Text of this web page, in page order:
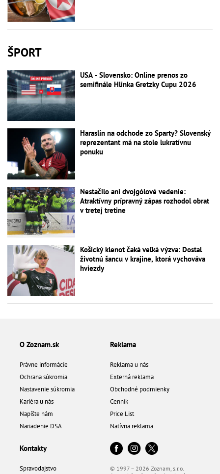
ŠPORT
USA - Slovensko: Online prenos zo
semifinále Hlinka Gretzky Cupu 2026
Haraslín na odchode zo Sparty? Slovenský
reprezentant má na stole lukratívnu
ponuku
Nestačilo ani dvojgólové vedenie:
Atraktívny prípravný zápas rozhodol obrat
v tretej tretine
Košický klenot čaká veľká výzva: Dostal
životnú šancu v krajine, ktorá vychováva
hviezdy
O Zoznam.sk
Právne informácie
Ochrana súkromia
Nastavenie súkromia
Kariéra u nás
Napíšte nám
Nariadenie DSA
Reklama
Reklama u nás
Externá reklama
Obchodné podmienky
Cenník
Price List
Natívna reklama
Kontakty
Spravodajstvo © 1997 – 2026 Zoznam, s.r.o.